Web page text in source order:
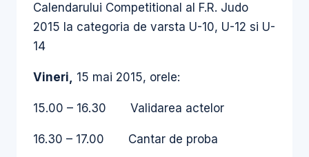
Calendarului Competitional al F.R. Judo
2015 la categoria de varsta U-10, U-12 si U-
14
Vineri, 15 mai 2015, orele:
15.00 – 16.30 Validarea actelor
16.30 – 17.00 Cantar de proba